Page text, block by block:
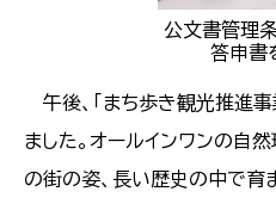
公文書管理
答申書
午後、「まち歩き観光推進
ました。オールインワンの自
の街の姿、長い歴史の中で育